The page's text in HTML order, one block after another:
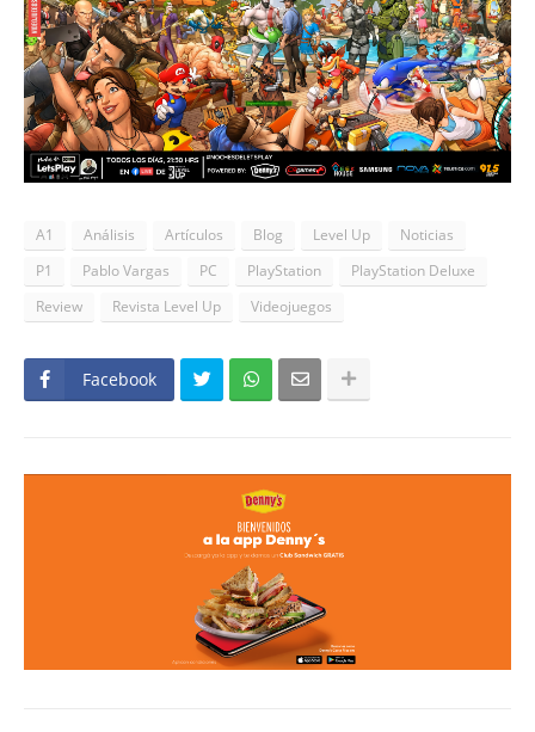
A1 Análisis Artículos Blog Level Up
Noticias
P1
Pablo Vargas PC PlayStation
PlayStation Deluxe
Review
Revista Level Up Videojuegos
Facebook